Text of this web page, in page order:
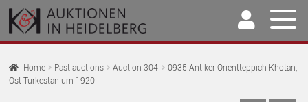
Skip
to
navigation
Skip
to
content
Home
Home Past auctions Auction 304
0935-Antiker Orientteppich Khotan,
Ost-Turkestan um 1920